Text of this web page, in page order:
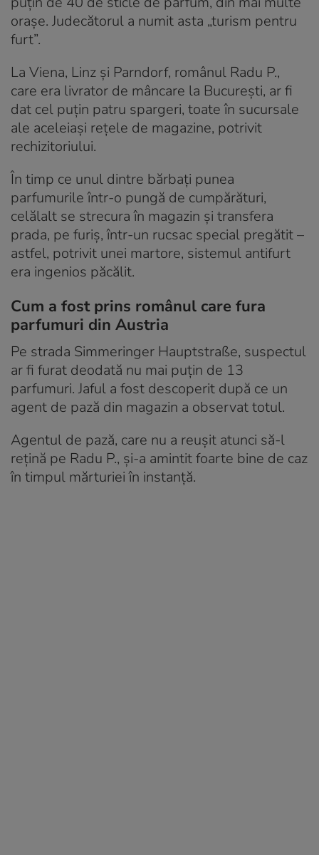
orașe. Judecătorul a numit asta „turism pentru
furt”.
La Viena, Linz și Parndorf, românul Radu P.,
care era livrator de mâncare la București, ar fi
dat cel puțin patru spargeri, toate în sucursale
ale aceleiași rețele de magazine, potrivit
rechizitoriului.
În timp ce unul dintre bărbați punea
parfumurile într-o pungă de cumpărături,
celălalt se strecura în magazin și transfera
prada, pe furiș, într-un rucsac special pregătit –
astfel, potrivit unei martore, sistemul antifurt
era ingenios păcălit.
Cum a fost prins românul care fura
parfumuri din Austria
Pe strada Simmeringer Hauptstraße, suspectul
ar fi furat deodată nu mai puțin de 13
parfumuri. Jaful a fost descoperit după ce un
agent de pază din magazin a observat totul.
Agentul de pază, care nu a reușit atunci să-l
rețină pe Radu P., și-a amintit foarte bine de caz
în timpul mărturiei în instanță.